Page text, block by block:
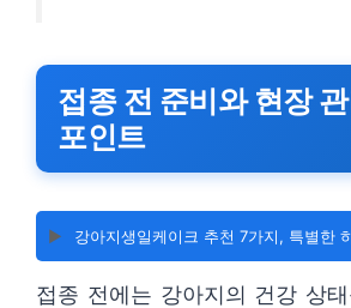
접종 전 준비와 현장
포인트
▶️ 강아지생일케이크 추천 7가지, 특별한
접종 전에는 강아지의 건강 상